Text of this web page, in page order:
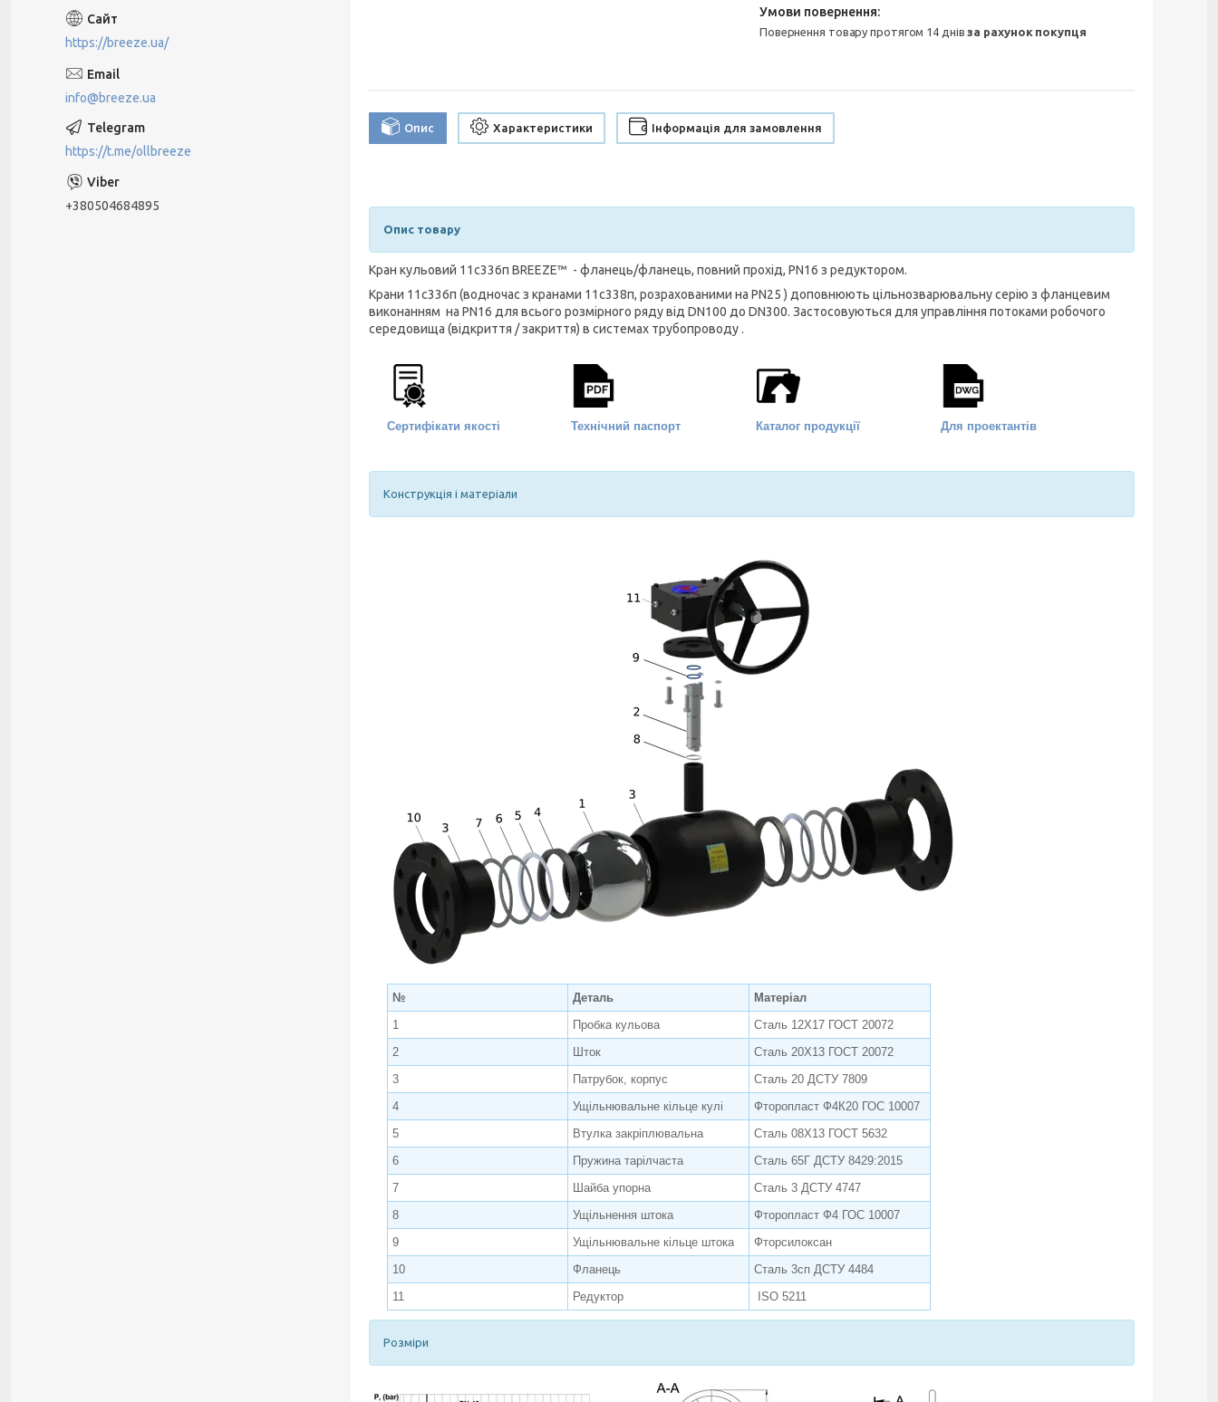
повернення товару протягом 14 днівза рахунок покупця
Опис Характеристики Інформація для замовлення
Опис товару
Кран кульовий 11c336п BREEZE™ - фланець/фланець, повний прохід, PN16 з редуктором.
Крани 11с336п (водночас з кранами 11с338п, розрахованими на PN25 ) доповнюють цільнозварювальну серію з фланцевим
виконанням на PN16 для всього розмірного ряду від DN100 до DN300. Застосовуються для управління потоками робочого
середовища (відкриття / закриття) в системах трубопроводу .
Сертифікати якості Технічний паспорт Каталог продукції Для проектантів
Конструкція і матеріали
№ Деталь
Матеріал
1
Пробка кульова
Сталь 12Х17 ГОСТ 20072
2
Шток
Сталь 20Х13 ГОСТ 20072
3
Патрубок, корпус
Сталь 20 ДСТУ 7809
4
Ущільнювальне кільце кулі
Фторопласт Ф4К20 ГОС 10007
5
Втулка закріплювальна
Сталь 08Х13 ГОСТ 5632
6
Пружина тарілчаста
Сталь 65Г ДСТУ 8429:2015
7
Шайба упорна
Сталь 3 ДСТУ 4747
8
Ущільнення штока
Фторопласт Ф4 ГОС 10007
9
Ущільнювальне кільце штока
Фторсилоксан
10
Фланець
Сталь 3сп ДСТУ 4484
11
Редуктор ISO 5211
Розміри
https://breeze.ua/
info@breeze.ua
https://t.me/ollbreeze
+380504684895